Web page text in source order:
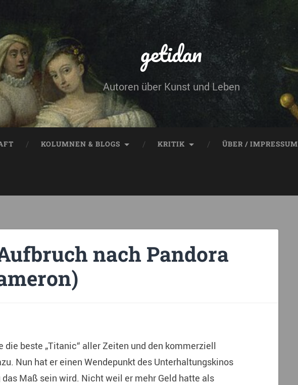
getidan
Autoren über Kunst und Leben
KOLUMNEN & BLOGS KRITIK ÜBER / IMPRESSUM
nach Pandora
die beste „Titanic“ aller Zeiten und den kommerziell
Nun hat er einen Wendepunkt des Unterhaltungskinos
Maß sein wird. Nicht weil er mehr Geld hatte als